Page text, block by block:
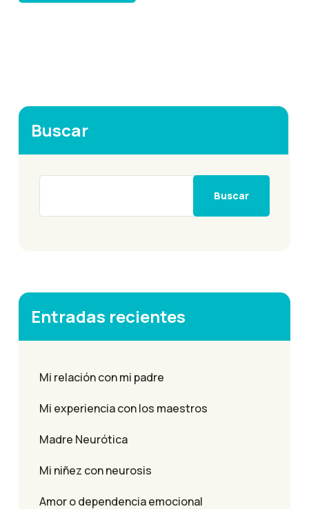
Buscar
Buscar
Entradas recientes
Mi relación con mi padre
Mi experiencia con los maestros
Madre Neurótica
Mi niñez con neurosis
Amor o dependencia emocional